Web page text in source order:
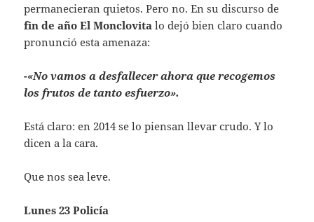
permanecieran quietos. Pero no. En su discurso de
fin de añoEl Monclovita lo dejó bien claro cuando
pronunció esta amenaza:
-«No vamos a desfallecer ahora que recogemos
los frutos de tanto esfuerzo».
Está claro: en 2014 se lo piensan llevar crudo. Y lo
dicen a la cara.
Que nos sea leve.
Lunes 23 Policía